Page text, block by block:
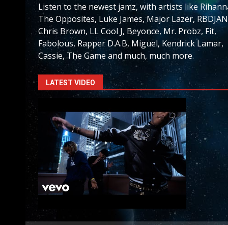
Listen to the newest jamz, with artists like
The Opposites, Luke James, Major Lazer,
Chris Brown, LL Cool J, Beyonce, Mr. Probz, Fit,
Fabolous, Rapper D.A.B, Miguel, Kendrick Lamar,
Cassie, The Game and much, much more.
LATEST VIDEO